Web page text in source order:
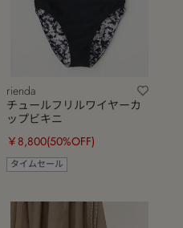
rienda
チュールフリルワイヤーカ
ップビキニ
￥8,800(50%OFF)
タイムセール